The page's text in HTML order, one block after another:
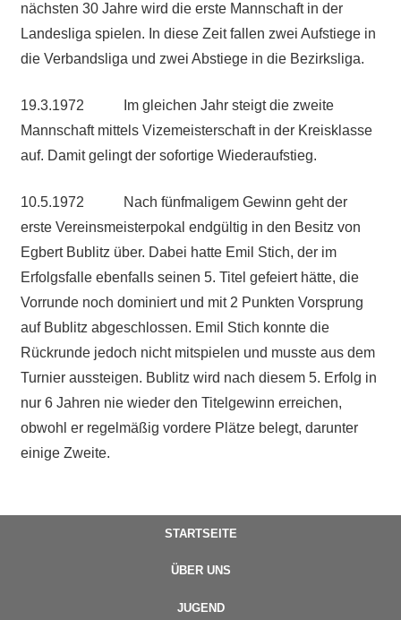
nächsten 30 Jahre wird die erste Mannschaft in der
Landesliga spielen. In diese Zeit fallen zwei Aufstiege in
die Verbandsliga und zwei Abstiege in die Bezirksliga.
19.3.1972 Im gleichen Jahr steigt die zweite
Mannschaft mittels Vizemeisterschaft in der Kreisklasse
auf. Damit gelingt der sofortige Wiederaufstieg.
10.5.1972 Nach fünfmaligem Gewinn geht der
erste Vereinsmeisterpokal endgültig in den Besitz von
Egbert Bublitz über. Dabei hatte Emil Stich, der im
Erfolgsfalle ebenfalls seinen 5. Titel gefeiert hätte, die
Vorrunde noch dominiert und mit 2 Punkten Vorsprung
auf Bublitz abgeschlossen. Emil Stich konnte die
Rückrunde jedoch nicht mitspielen und musste aus dem
Turnier aussteigen. Bublitz wird nach diesem 5. Erfolg in
nur 6 Jahren nie wieder den Titelgewinn erreichen,
obwohl er regelmäßig vordere Plätze belegt, darunter
einige Zweite.
STARTSEITE
ÜBER UNS
JUGEND